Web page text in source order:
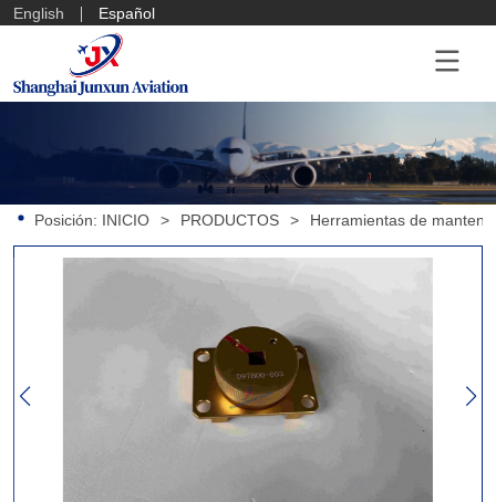
English Español
Posición: INICIO > PRODUCTOS > Herramientas de